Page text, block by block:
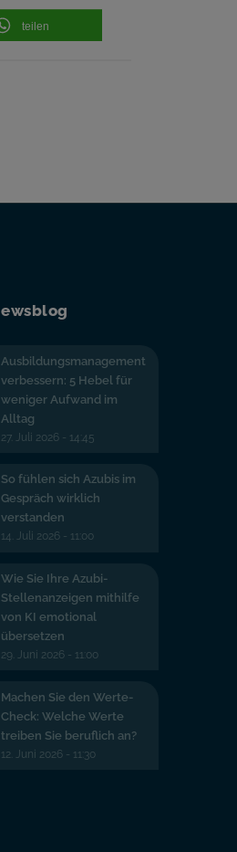
teilen
Ausbildungsmanagement
verbessern: 5 Hebel für
weniger Aufwand im
Alltag
27. Juli 2026 - 14:45
So fühlen sich Azubis im
Gespräch wirklich
verstanden
14. Juli 2026 - 11:00
Wie Sie Ihre Azubi-
Stellenanzeigen mithilfe
von KI emotional
übersetzen
29. Juni 2026 - 11:00
Machen Sie den Werte-
Check: Welche Werte
treiben Sie beruflich an?
12. Juni 2026 - 11:30